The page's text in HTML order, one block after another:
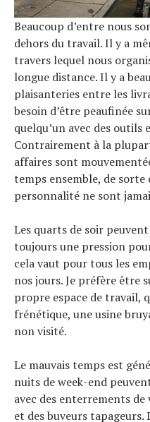
Beaucoup d’entre nous
dehors du travail. Il y a
travers lequel nous
longue distance. Il y a
plaisanteries entre les
besoin d’être peaufinée
quelqu’un avec des outils
Contrairement à la
affaires sont
temps ensemble, de sorte
personnalité ne sont
Les quarts de soir
toujours une pression
cela vaut pour tous les
nos jours. Je préfère être
propre espace de travail,
frénétique, une usine
non visité.
Le mauvais temps est
nuits de week-end
avec des enterrements
et des buveurs